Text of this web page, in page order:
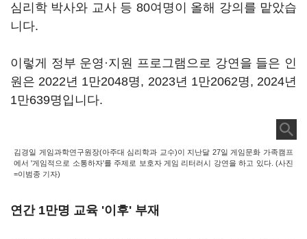
심리학 박사와 교사 등 80여명이 올해 강의를 맡았습
니다.
이렇게 정부 운영·지원 프로그램으로 강연을 들은 인
원은 2022년 1만2048명, 2023년 1만2062명, 2024년
1만639명입니다.
김경일 게임과학연구원장(아주대 심리학과 교수)이 지난달 27일 게임문화 가족캠프
에서 '게임적으로 소통하자'를 주제로 보호자 게임 리터러시 강연을 하고 있다. (사진
=이범종 기자)
연간 1만명 교육 '이후' 부재